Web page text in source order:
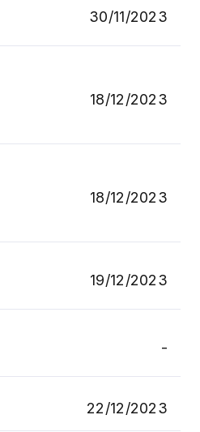
30/11/2023
18/12/2023
18/12/2023
19/12/2023
-
22/12/2023